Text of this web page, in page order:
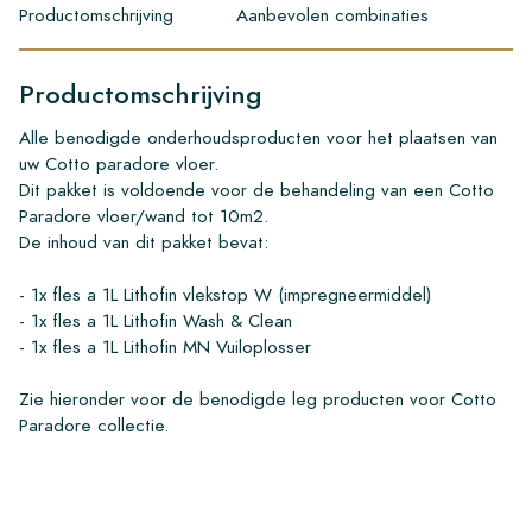
Productomschrijving Aanbevolen combinaties
Productomschrijving
Alle benodigde onderhoudsproducten voor het plaatsen van
uw Cotto paradore vloer.
Dit pakket is voldoende voor de behandeling van een Cotto
Paradore vloer/wand tot 10m2.
De inhoud van dit pakket bevat:
- 1x fles a 1L Lithofin vlekstop W (impregneermiddel)
- 1x fles a 1L Lithofin Wash & Clean
- 1x fles a 1L Lithofin MN Vuiloplosser
Zie hieronder voor de benodigde leg producten voor Cotto
Paradore collectie.